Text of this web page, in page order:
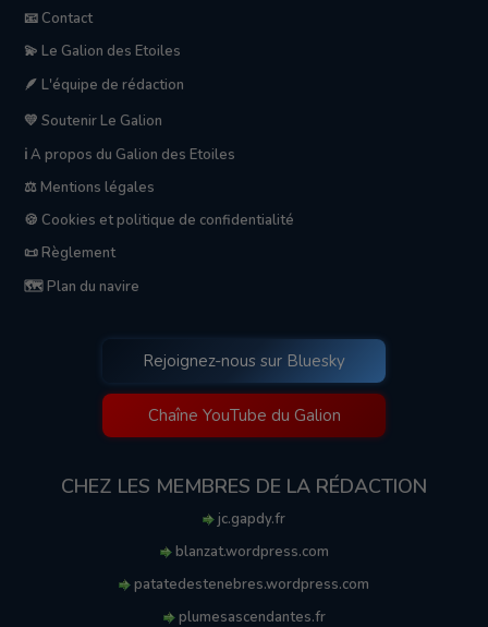
📧 Contact
💫 Le Galion des Etoiles
🪶 L'équipe de rédaction
💛 Soutenir Le Galion
ℹ️ A propos du Galion des Etoiles
⚖️ Mentions légales
🍪 Cookies et politique de confidentialité
📜 Règlement
🗺️ Plan du navire
Rejoignez-nous sur Bluesky
Chaîne YouTube du Galion
CHEZ LES MEMBRES DE LA RÉDACTION
jc.gapdy.fr
blanzat.wordpress.com
patatedestenebres.wordpress.com
plumesascendantes.fr